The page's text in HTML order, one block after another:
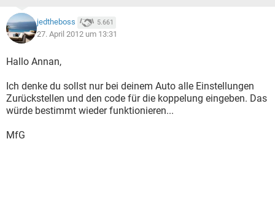
jedtheboss 5.661
27. April 2012 um 13:31
Hallo Annan,
Ich denke du sollst nur bei deinem Auto alle Einstellungen
Zurückstellen und den code für die koppelung eingeben. Das
würde bestimmt wieder funktionieren...
MfG